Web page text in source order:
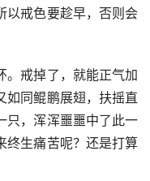
以戒色要趁早，否则会
。戒掉了，就能正气加
如同鲲鹏展翅，扶摇直
只，浑浑噩噩中了此一
终生痛苦呢？还是打算